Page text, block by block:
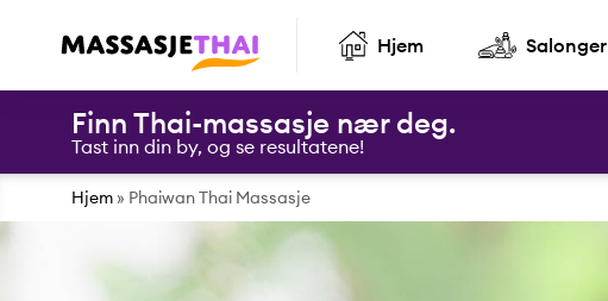
Hjem Salonger
Finn Thai-massasje nær deg.
Tast inn din by, og se resultatene!
Hjem » Phaiwan Thai Massasje